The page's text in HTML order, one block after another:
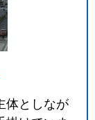
体としなが